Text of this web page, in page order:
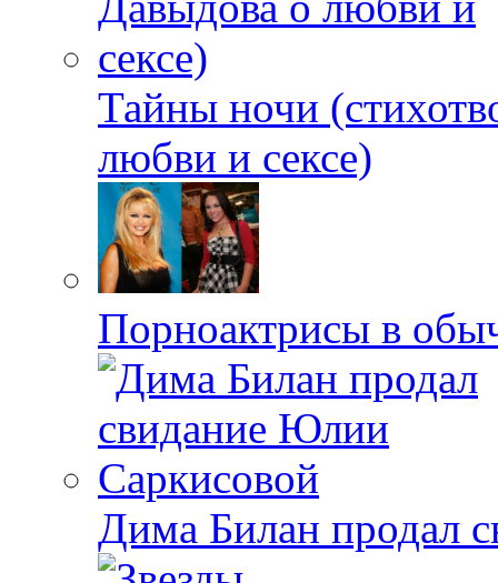
Тайны ночи
любви и сексе)
Порноактрисы в
Дима Билан продал